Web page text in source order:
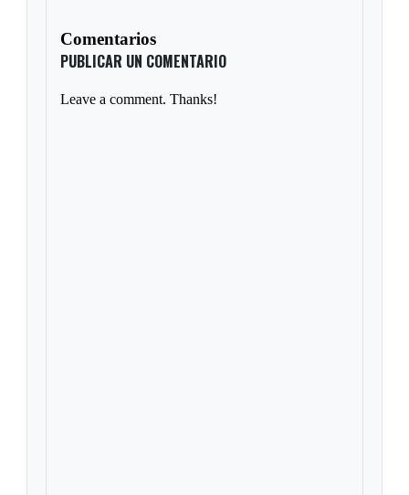
Comentarios
PUBLICAR UN COMENTARIO
Leave a comment. Thanks!